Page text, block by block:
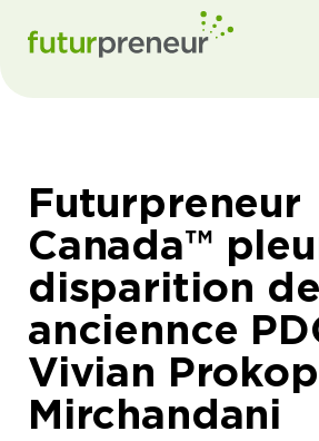
Futurpreneur
Canada™
disparition
anciennce
Vivian Prokop
Mirchandani